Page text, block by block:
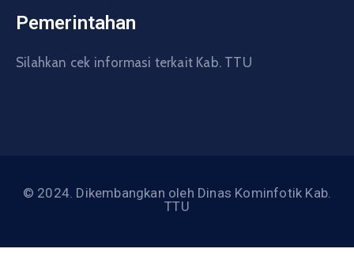
Pemerintahan
Silahkan cek informasi terkait Kab. TTU
© 2024. Dikembangkan oleh Dinas Kominfotik Kab.
TTU